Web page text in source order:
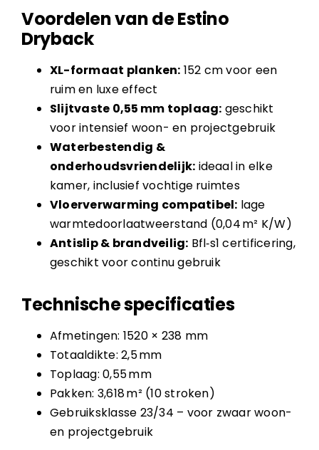
Voordelen van de Estino
Dryback
XL-formaat planken: 152 cm voor een
ruim en luxe effect
Slijtvaste 0,55 mm toplaag: geschikt
voor intensief woon- en projectgebruik
Waterbestendig &
onderhoudsvriendelijk: ideaal in elke
kamer, inclusief vochtige ruimtes
Vloerverwarming compatibel: lage
warmtedoorlaatweerstand (0,04 m² K/W)
Antislip & brandveilig: Bfl‑s1 certificering,
geschikt voor continu gebruik
Technische specificaties
Afmetingen: 1520 × 238 mm
Totaaldikte: 2,5 mm
Toplaag: 0,55 mm
Pakken: 3,618 m² (10 stroken)
Gebruiksklasse 23/34 – voor zwaar woon-
en projectgebruik